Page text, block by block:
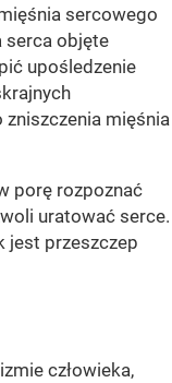
sercowego
serca objęte
upośledzenie
mięśnia
porę rozpoznać
uratować serce.
jest przeszczep
człowieka,